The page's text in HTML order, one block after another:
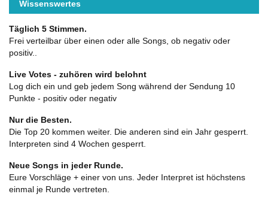
Wissenswertes
Täglich 5 Stimmen.
Frei verteilbar über einen oder alle Songs, ob negativ oder
positiv..
Live Votes - zuhören wird belohnt
Log dich ein und geb jedem Song während der Sendung 10
Punkte - positiv oder negativ
Nur die Besten.
Die Top 20 kommen weiter. Die anderen sind ein Jahr gesperrt.
Interpreten sind 4 Wochen gesperrt.
Neue Songs in jeder Runde.
Eure Vorschläge + einer von uns. Jeder Interpret ist höchstens
einmal je Runde vertreten.